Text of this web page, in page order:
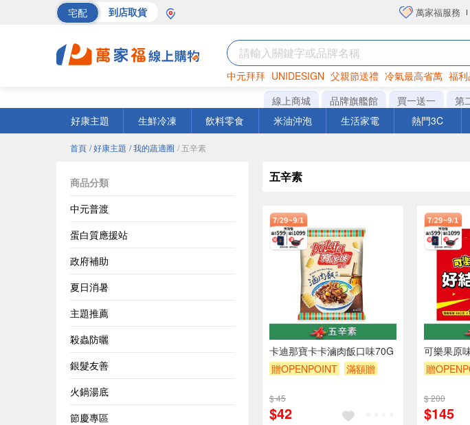
宅配 到店取貨 萬家福服務
中元拜拜 UNIDESIGN 父親節送禮 冷氣最高省萬 福利
罐頭 海苔 洋芋片
線上商城 品牌旗艦館 買一送一 第
好康主題
生鮮冷凍 飲料零食 米油沖泡 生活家電 熱門3C
首頁 / 好康主題 / 我的蔬適圈 / 五辛素
商品分類
中元普渡
蛋白質應援站
政府補助
夏日消暑
主題推薦
殺蟲防曬
銀髮友善
火鍋湯底
節慶專區
五辛素
卡迪那寶卡卡滷肉飯口味70G
贈OPENPOINT
滿額贈
$ 45
$42
可樂果原
贈
$ 200
$145